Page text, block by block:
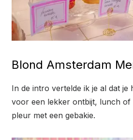
Blond Amsterdam
In de intro vertelde ik je al dat je
voor een lekker ontbijt, lunch of
pleur met een gebakie.